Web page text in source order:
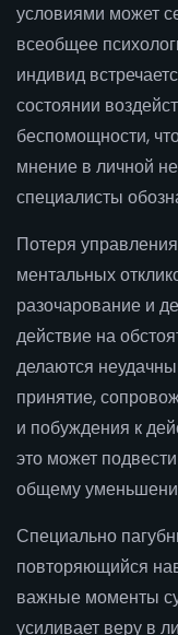
условиями может
всеобщее
индивид
состоянии
беспомощности,
мнение в личной
специалисты
Потеря
ментальных
разочарование и
действие на
делаются
принятие,
и побуждения к
это может
общему
Специально
повторяющийся
важные моменты
усиливает веру в